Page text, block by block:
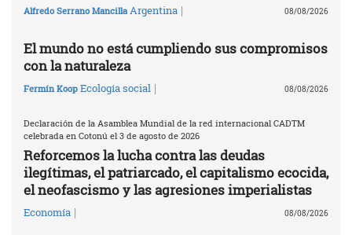
Alfredo Serrano Mancilla Argentina | 08/08/2026
El mundo no está cumpliendo sus compromisos
con la naturaleza
Fermín Koop Ecología social | 08/08/2026
Declaración de la Asamblea Mundial de la red internacional CADTM
celebrada en Cotonú el 3 de agosto de 2026
Reforcemos la lucha contra las deudas
ilegítimas, el patriarcado, el capitalismo ecocida,
el neofascismo y las agresiones imperialistas
Economía | 08/08/2026